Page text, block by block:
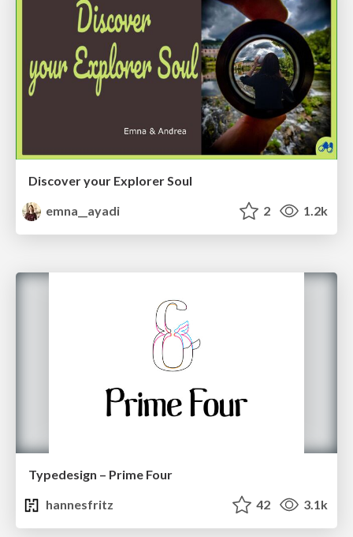
Discover your Explorer Soul
emna__ayadi
2 1.2k
Typedesign – Prime Four
hannesfritz
42 3.1k